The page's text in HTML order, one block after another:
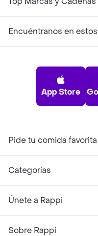
Encuéntranos en
App Store
Pide tu comida
Categorías
Únete a Rappi
Sobre Rappi